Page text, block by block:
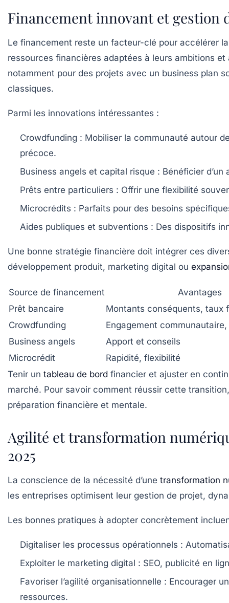
Financement innovant et gestion
Le financement reste un facteur-clé pour accélérer
ressources financières adaptées à leurs ambitions
notamment pour des projets avec un business plan
classiques.
Parmi les innovations intéressantes :
Crowdfunding : Mobiliser la communauté autour
précoce.
Business angels et capital risque : Bénéficier
Prêts entre particuliers : Offrir une flexibilité
Microcrédits : Parfaits pour des besoins
Aides publiques et subventions : Des dispositifs
Une bonne stratégie financière doit intégrer ces
développement produit, marketing digital ou
Source de financement
Avantages
Prêt bancaire
Montants conséquents, taux
Crowdfunding
Engagement
Business angels
Apport et conseils
Microcrédit
Rapidité, flexibilité
Tenir un tableau de bord financier et ajuster en
marché. Pour savoir comment réussir cette
préparation financière et mentale.
Agilité et transformation
2025
La conscience de la nécessité d’une transformation
les entreprises optimisent leur gestion de projet,
Les bonnes pratiques à adopter concrètement
Digitaliser les processus opérationnels :
Exploiter le marketing digital : SEO, publicité en
Favoriser l’agilité organisationnelle : Encourager
ressources.